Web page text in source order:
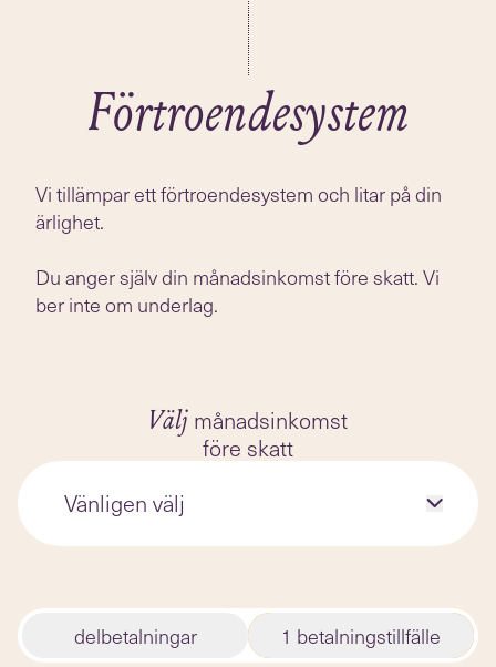
Förtroendesystem
Vi tillämpar ett förtroendesystem och litar på din
ärlighet.
Du anger själv din månadsinkomst före skatt. Vi
ber inte om underlag.
Välj månadsinkomst
före skatt
Vänligen välj
delbetalningar 1 betalningstillfälle